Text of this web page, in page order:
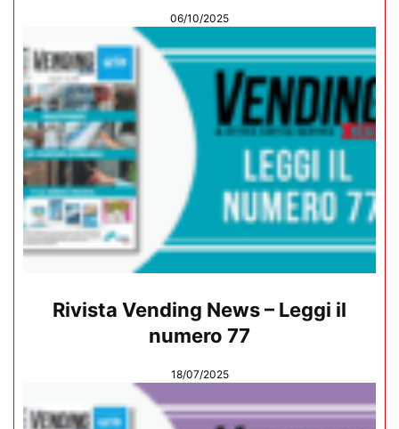
06/10/2025
Rivista Vending News – Leggi il
numero 77
18/07/2025